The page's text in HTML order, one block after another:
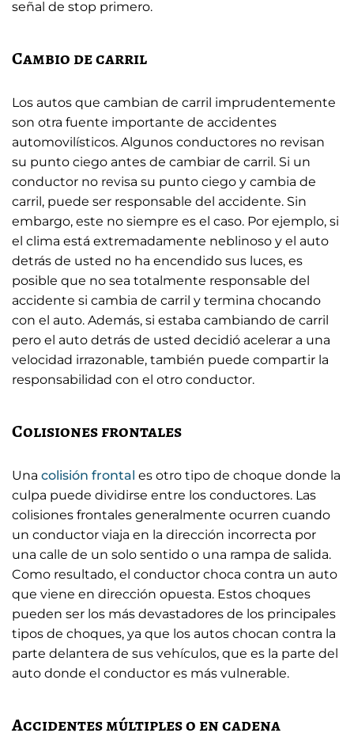
señal de stop primero.
Cambio de carril
Los autos que cambian de carril imprudentemente
son otra fuente importante de accidentes
automovilísticos. Algunos conductores no revisan
su punto ciego antes de cambiar de carril. Si un
conductor no revisa su punto ciego y cambia de
carril, puede ser responsable del accidente. Sin
embargo, este no siempre es el caso. Por ejemplo, si
el clima está extremadamente neblinoso y el auto
detrás de usted no ha encendido sus luces, es
posible que no sea totalmente responsable del
accidente si cambia de carril y termina chocando
con el auto. Además, si estaba cambiando de carril
pero el auto detrás de usted decidió acelerar a una
velocidad irrazonable, también puede compartir la
responsabilidad con el otro conductor.
Colisiones frontales
Una colisión frontal es otro tipo de choque donde la
culpa puede dividirse entre los conductores. Las
colisiones frontales generalmente ocurren cuando
un conductor viaja en la dirección incorrecta por
una calle de un solo sentido o una rampa de salida.
Como resultado, el conductor choca contra un auto
que viene en dirección opuesta. Estos choques
pueden ser los más devastadores de los principales
tipos de choques, ya que los autos chocan contra la
parte delantera de sus vehículos, que es la parte del
auto donde el conductor es más vulnerable.
Accidentes múltiples o en cadena